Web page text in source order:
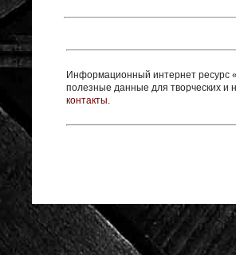
Информационный интернет ресурс
полезные данные для творческих
контакты.